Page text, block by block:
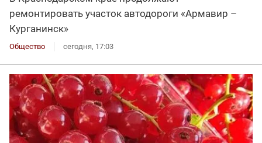
ремонтировать участок автодороги «Армавир –
Курганинск»
Общество сегодня, 17:03